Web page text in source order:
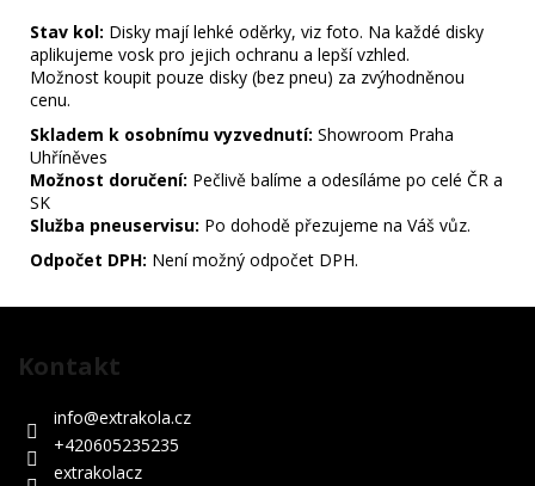
Stav kol: Disky mají lehké oděrky, viz foto. Na každé disky
aplikujeme vosk pro jejich ochranu a lepší vzhled.
Možnost koupit pouze disky (bez pneu) za zvýhodněnou
cenu.
Skladem k osobnímu vyzvednutí: Showroom Praha
Uhříněves
Možnost doručení: Pečlivě balíme a odesíláme po celé ČR a
SK
Služba pneuservisu: Po dohodě přezujeme na Váš vůz.
Odpočet DPH: Není možný odpočet DPH.
Kontakt
info@extrakola.cz
+420605235235
extrakolacz